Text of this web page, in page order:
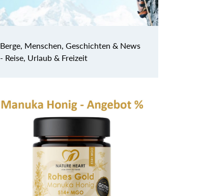
Berge, Menschen, Geschichten & News
- Reise, Urlaub & Freizeit